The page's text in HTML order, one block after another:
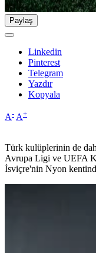
Paylaş
Linkedin
Pinterest
Telegram
Yazdır
Kopyala
A- A+
Türk kulüplerinin de
Avrupa Ligi ve UEFA
İsviçre'nin Nyon